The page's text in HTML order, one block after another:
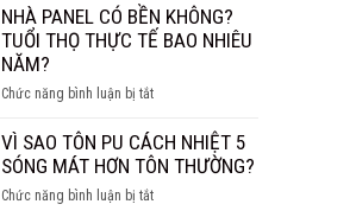
VÀ
TIỆN
TRẦN
PANEL
TÔN
TRÌNH
TẾ
Ở
CÀ
NHÀ PANEL CÓ BỀN KHÔNG?
TUỔI THỌ THỰC TẾ BAO NHIÊU
NĂM?
Chức năng bình luận bị tắtở
PANEL
CÓ
KHÔNG?
VÌ SAO TÔN PU CÁCH NHIỆT 5
SÓNG MÁT HƠN TÔN THƯỜNG?
Chức năng bình luận bị tắtở